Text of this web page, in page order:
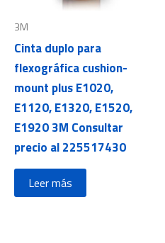
3M
Cinta duplo para
flexográfica cushion-
mount plus E1020,
E1120, E1320, E1520,
E1920 3M Consultar
precio al 225517430
Leer más